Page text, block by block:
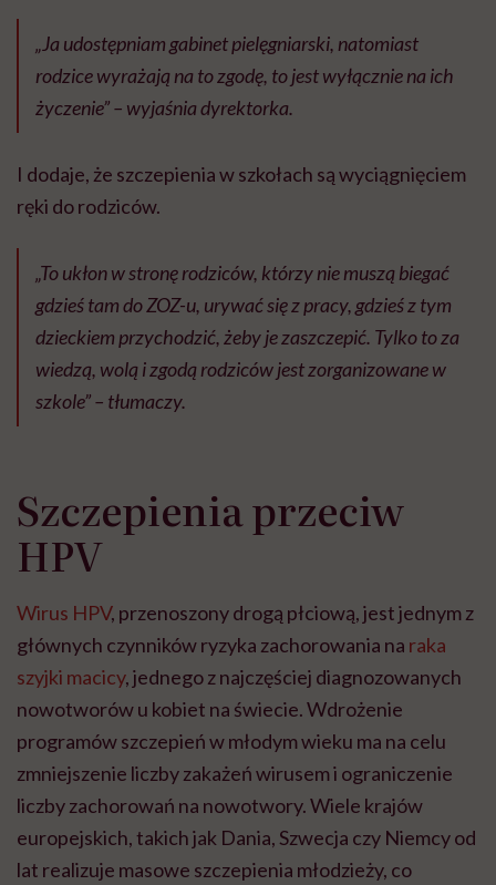
„Ja udostępniam gabinet pielęgniarski, natomiast
rodzice wyrażają na to zgodę, to jest wyłącznie na ich
życzenie” – wyjaśnia dyrektorka.
I dodaje, że szczepienia w szkołach są wyciągnięciem
ręki do rodziców.
„To ukłon w stronę rodziców, którzy nie muszą biegać
gdzieś tam do ZOZ-u, urywać się z pracy, gdzieś z tym
dzieckiem przychodzić, żeby je zaszczepić. Tylko to za
wiedzą, wolą i zgodą rodziców jest zorganizowane w
szkole” – tłumaczy.
Szczepienia przeciw
HPV
Wirus HPV, przenoszony drogą płciową, jest jednym z
głównych czynników ryzyka zachorowania na raka
szyjki macicy, jednego z najczęściej diagnozowanych
nowotworów u kobiet na świecie. Wdrożenie
programów szczepień w młodym wieku ma na celu
zmniejszenie liczby zakażeń wirusem i ograniczenie
liczby zachorowań na nowotwory. Wiele krajów
europejskich, takich jak Dania, Szwecja czy Niemcy od
lat realizuje masowe szczepienia młodzieży, co